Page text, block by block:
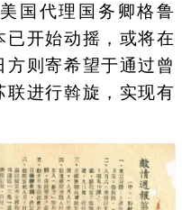
国代理国务卿格鲁
已开始动摇，或将在
则寄希望于通过曾
联进行斡旋，实现有